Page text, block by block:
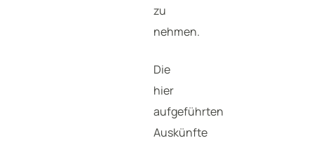
zu
nehmen.
Die
hier
aufgeführten
Auskünfte